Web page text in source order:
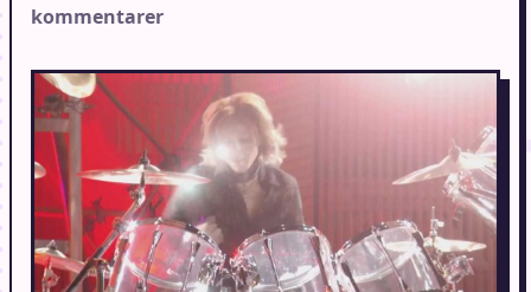
kommentarer